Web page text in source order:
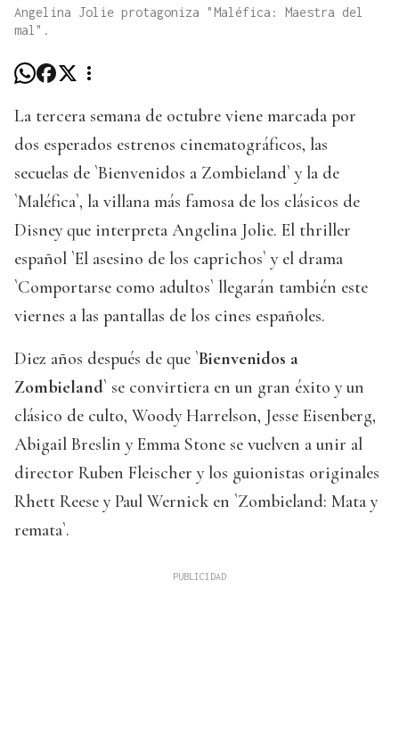
Angelina Jolie protagoniza "Maléfica: Maestra del
mal".
La tercera semana de octubre viene marcada por
dos esperados estrenos cinematográficos, las
secuelas de `Bienvenidos a Zombieland` y la de
`Maléfica`, la villana más famosa de los clásicos de
Disney que interpreta Angelina Jolie. El thriller
español `El asesino de los caprichos` y el drama
`Comportarse como adultos` llegarán también este
viernes a las pantallas de los cines españoles.
Diez años después de que `Bienvenidos a
Zombieland` se convirtiera en un gran éxito y un
clásico de culto, Woody Harrelson, Jesse Eisenberg,
Abigail Breslin y Emma Stone se vuelven a unir al
director Ruben Fleischer y los guionistas originales
Rhett Reese y Paul Wernick en `Zombieland: Mata y
remata`.